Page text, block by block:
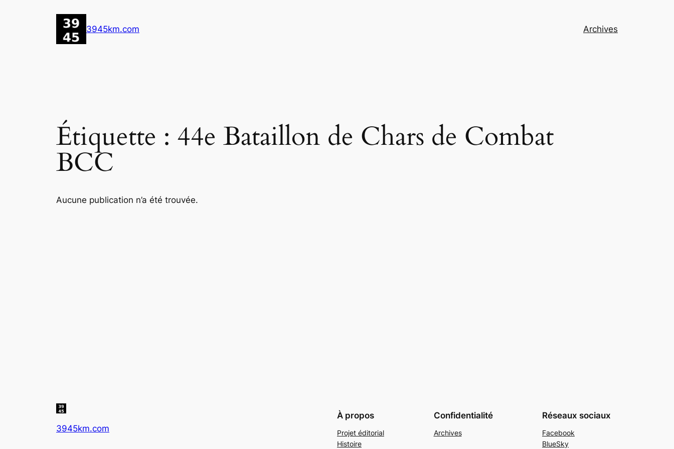
3945km.com Archives
Étiquette : 44e Bataillon de Chars de Combat
BCC
Aucune publication n’a été trouvée.
3945km.com
À propos
Projet éditorial
Histoire
Confidentialité
Archives
Réseaux sociaux
Facebook
BlueSky